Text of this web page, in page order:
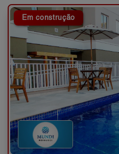
Em construção